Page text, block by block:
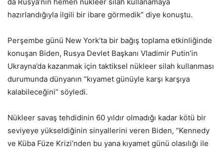
hazırlandığıyla ilgili bir ibare görmedik” diye konuştu.
Perşembe günü New York’ta bir bağış toplama etkinliğinde
konuşan Biden, Rusya Devlet Başkanı Vladimir Putin’in
Ukrayna’da kazanmak için taktiksel nükleer silah kullanması
durumunda dünyanın “kıyamet günüyle karşı karşıya
kalabileceğini” söyledi.
Nükleer savaş tehdidinin 60 yıldır olmadığı kadar kötü bir
seviyeye yükseldiğinin sinyallerini veren Biden, “Kennedy
ve Küba Füze Krizi’nden bu yana kıyamet günü olasılığı ile